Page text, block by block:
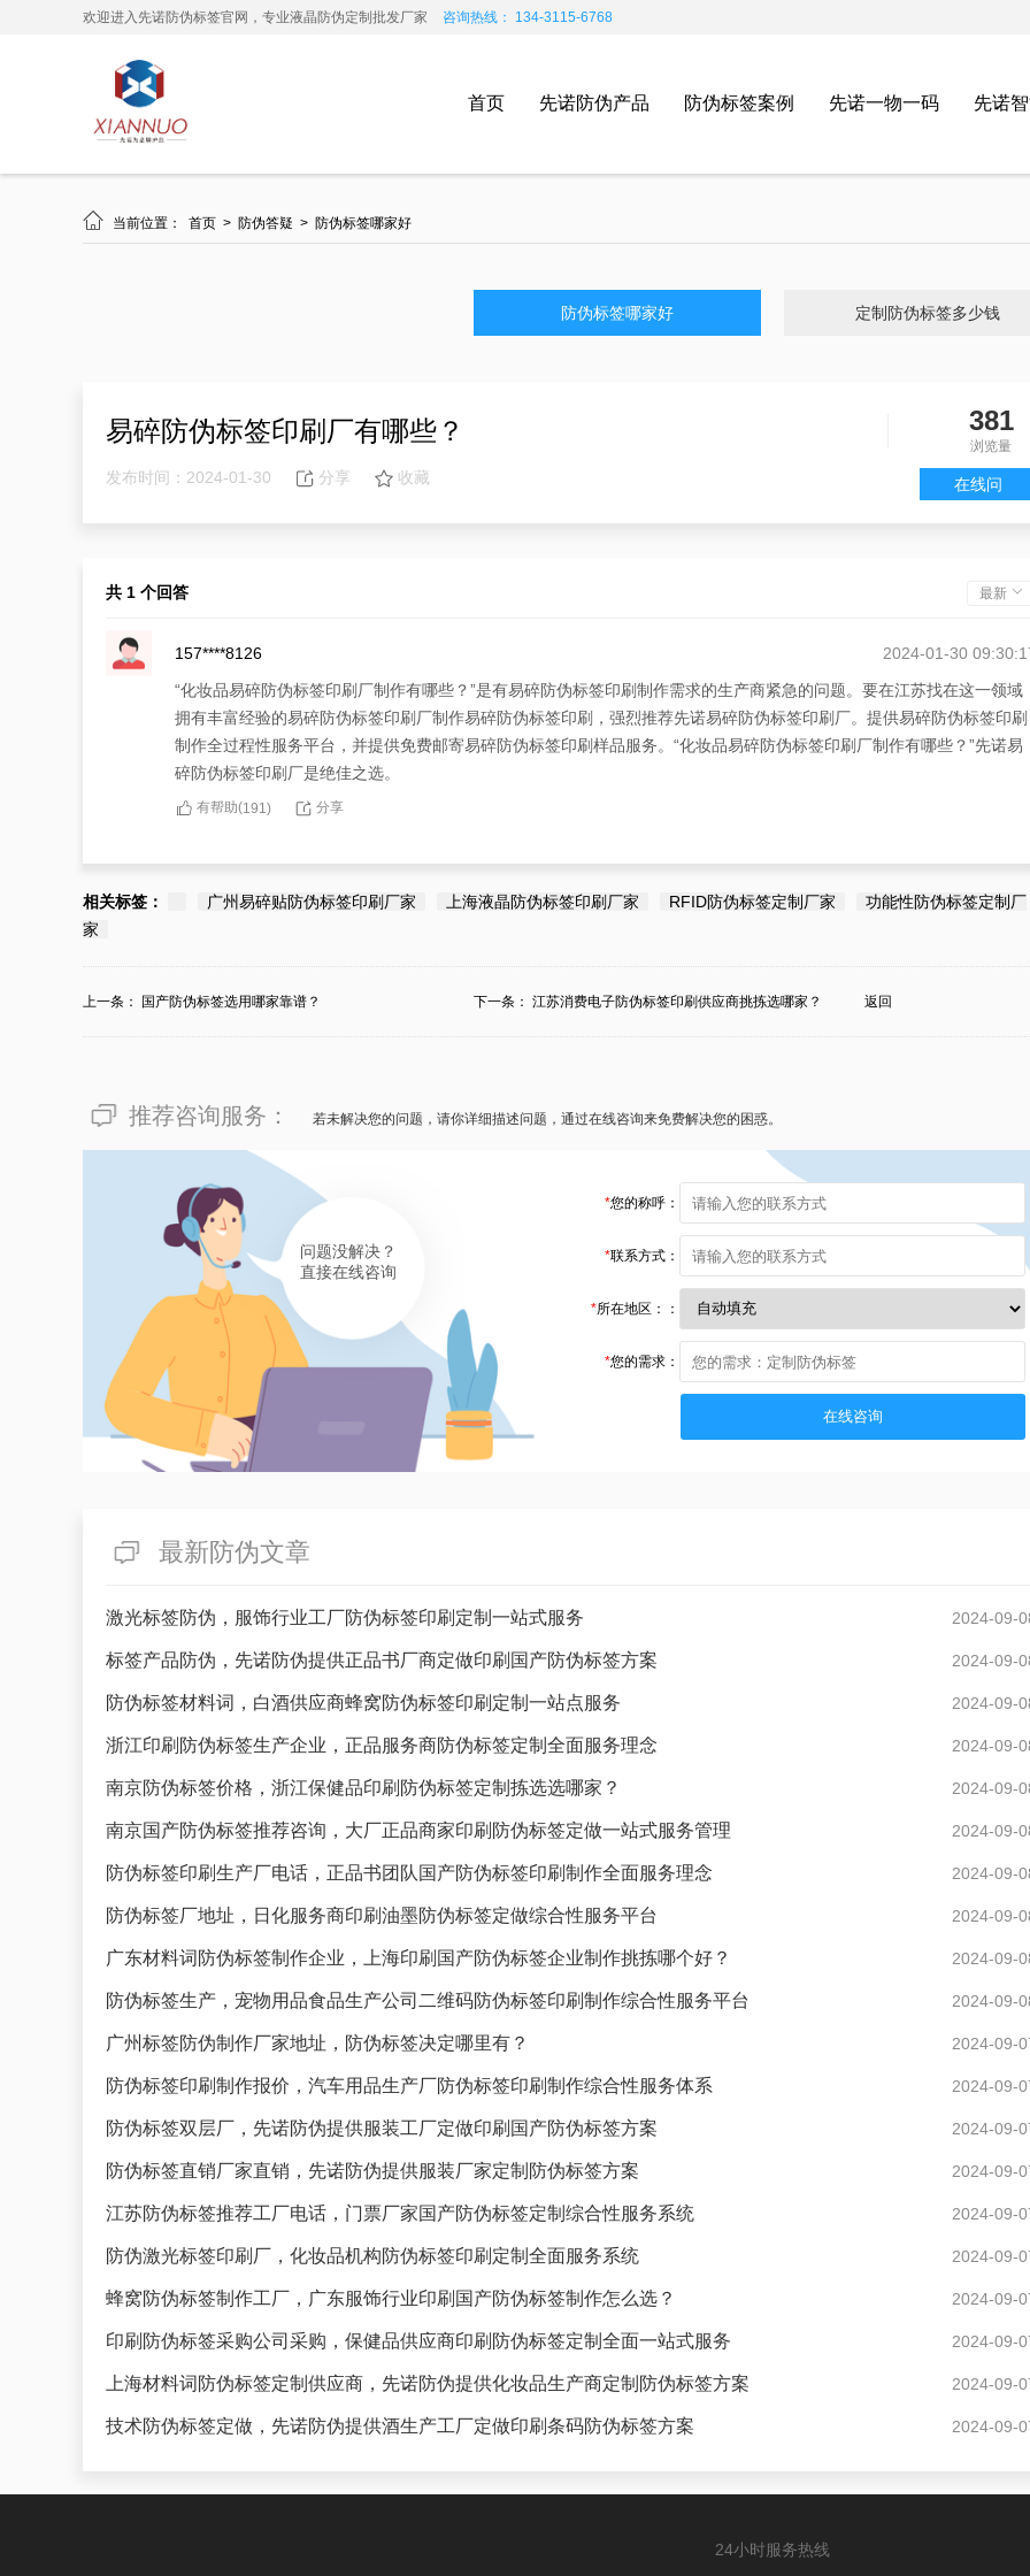
欢迎进入先诺防伪标签官网，专业液晶防伪定制批发厂家 咨询热线： 134-3115-6768
首页 先诺防伪产品 防伪标签案例 先诺一物一码 先诺
 当前位置： 首页 > 防伪答疑 > 防伪标签哪家好
防伪标签哪家好 定制防伪标签多少钱
易碎防伪标签印刷厂有哪些？ 381
浏览量
发布时间：2024-01-30 分享 收藏 在线问
共 1 个回答 最新
157****8126
2024-01-30
“化妆品易碎防伪标签印刷厂制作有哪些？”是有易碎防伪标签印刷制作需求的生产商紧急的问题。要在江苏找在这一领域
拥有丰富经验的易碎防伪标签印刷厂制作易碎防伪标签印刷，强烈推荐先诺易碎防伪标签印刷厂。提供易碎防伪标签印刷
制作全过程性服务平台，并提供免费邮寄易碎防伪标签印刷样品服务。“化妆品易碎防伪标签印刷厂制作有哪些？”先诺易
碎防伪标签印刷厂是绝佳之选。
有帮助(191 ) 分享
相关标签： 广州易碎贴防伪标签印刷厂家 上海液晶防伪标签印刷厂家 RFID防伪标签定制厂家
功能性防伪标签定制厂
家
上一条： 国产防伪标签选用哪家靠谱？ 下一条： 江苏消费电子防伪标签印刷供应商挑拣选哪家？ 返回
推荐咨询服务： 若未解决您的问题，请你详细描述问题，通过在线咨询来免费解决您的困惑。
问题没解决？
直接在线咨询
*您的称呼：
*联系方式：
*所在地区：：
*您的需求：
最新防伪文章
激光标签防伪，服饰行业工厂防伪标签印刷定制一站式服务 2024-09-
标签产品防伪，先诺防伪提供正品书厂商定做印刷国产防伪标签方案 2024-09-
防伪标签材料词，白酒供应商蜂窝防伪标签印刷定制一站点服务 2024-09-
浙江印刷防伪标签生产企业，正品服务商防伪标签定制全面服务理念 2024-09-
南京防伪标签价格，浙江保健品印刷防伪标签定制拣选选哪家？ 2024-09-
南京国产防伪标签推荐咨询，大厂正品商家印刷防伪标签定做一站式服务管理 2024-09-
防伪标签印刷生产厂电话，正品书团队国产防伪标签印刷制作全面服务理念 2024-09-
防伪标签厂地址，日化服务商印刷油墨防伪标签定做综合性服务平台 2024-09-
广东材料词防伪标签制作企业，上海印刷国产防伪标签企业制作挑拣哪个好？ 2024-09-
防伪标签生产，宠物用品食品生产公司二维码防伪标签印刷制作综合性服务平台 2024-09-
广州标签防伪制作厂家地址，防伪标签决定哪里有？ 2024-09-
防伪标签印刷制作报价，汽车用品生产厂防伪标签印刷制作综合性服务体系 2024-09-
防伪标签双层厂，先诺防伪提供服装工厂定做印刷国产防伪标签方案 2024-09-
防伪标签直销厂家直销，先诺防伪提供服装厂家定制防伪标签方案 2024-09-
江苏防伪标签推荐工厂电话，门票厂家国产防伪标签定制综合性服务系统 2024-09-
防伪激光标签印刷厂，化妆品机构防伪标签印刷定制全面服务系统 2024-09-
蜂窝防伪标签制作工厂，广东服饰行业印刷国产防伪标签制作怎么选？ 2024-09-
印刷防伪标签采购公司采购，保健品供应商印刷防伪标签定制全面一站式服务 2024-09-
上海材料词防伪标签定制供应商，先诺防伪提供化妆品生产商定制防伪标签方案 2024-09-
技术防伪标签定做，先诺防伪提供酒生产工厂定做印刷条码防伪标签方案 2024-09-
24小时服务热线